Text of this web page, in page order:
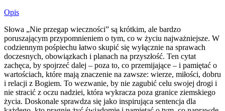
Opis
Słowa „Nie przegap wieczności” są krótkim, ale bardzo
poruszającym przypomnieniem o tym, co w życiu najważniejsze. W
codziennym pośpiechu łatwo skupić się wyłącznie na sprawach
doczesnych, obowiązkach i planach na przyszłość. Ten cytat
zachęca, by spojrzeć dalej – poza to, co przemijające – i pamiętać o
wartościach, które mają znaczenie na zawsze: wierze, miłości, dobru
i relacji z Bogiem. To wezwanie, by nie zagubić celu swojej drogi i
nie stracić z oczu nadziei, która wykracza poza granice ziemskiego
życia. Doskonale sprawdza się jako inspirująca sentencja dla